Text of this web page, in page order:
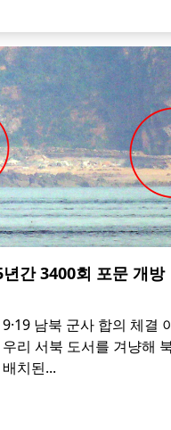
간 3400회 포문 개방
남북 군사 합의 체결
우리 서북 도서를 겨냥해
치된...